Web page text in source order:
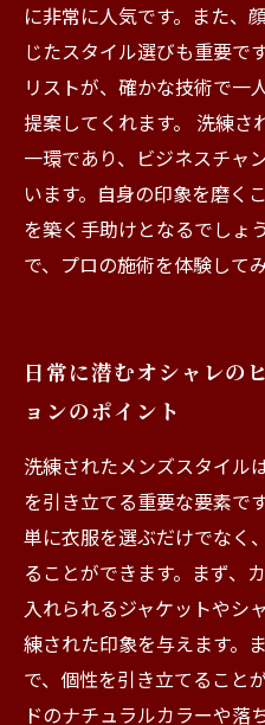
に非常に人気です。また、
じたスタイル選びも重要で
リストが、確かな技術で一
提案してくれます。 洗練さ
一環であり、ビジネスチャ
います。自身の印象を磨く
を築く手助けとなるでしょ
で、プロの施術を体験して
日常に潜むオシャレの
ョンのポイント
洗練されたメンズスタイル
を引き立てる重要な要素で
単に衣服を選ぶだけでなく
ることができます。まず、
入れられるジャケットやシ
練された印象を与えます。
で、個性を引き立てること
ドのナチュラルカラーや落